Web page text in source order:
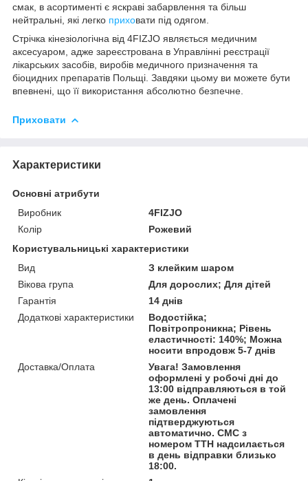
смак, в асортименті є яскраві забарвлення та більш
нейтральні, які легко приховати під одягом.
Стрічка кінезіологічна від 4FIZJO являється медичним
аксесуаром, адже зареєстрована в Управлінні реєстрації
лікарських засобів, виробів медичного призначення та
біоцидних препаратів Польщі. Завдяки цьому ви можете бути
впевнені, що її використання абсолютно безпечне.
Приховати
Характеристики
Основні атрибути
Виробник
4FIZJO
Колір
Рожевий
Користувальницькі характеристики
Вид
З клейким шаром
Вікова група
Для дорослих; Для дітей
Гарантія
14 днів
Додаткові характеристики
Водостійка;
Повітропроникна; Рівень
еластичності: 140%; Можна
носити впродовж 5-7 днів
Доставка/Оплата
Увага! Замовлення
оформлені у робочі дні до
13:00 відправляються в той
же день. Оплачені
замовлення
підтверджуються
автоматично. СМС з
номером ТТН надсилається
в день відправки близько
18:00.